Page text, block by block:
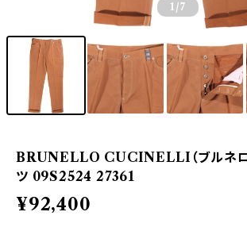
1 /7
BRUNELLO CUCINELLI（ブルネロ
ツ 09S2524 27361
¥92,400